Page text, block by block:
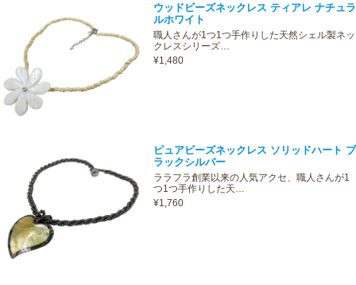
ウッドビーズネックレス ティアレ ナチュラ
ルホワイト
職人さんが1つ1つ手作りした天然シェル製ネッ
クレスシリーズ…
¥1,480
ピュアビーズネックレス ソリッドハート ブ
ラックシルバー
ララフラ創業以来の人気アクセ、職人さんが1
つ1つ手作りした天…
¥1,760